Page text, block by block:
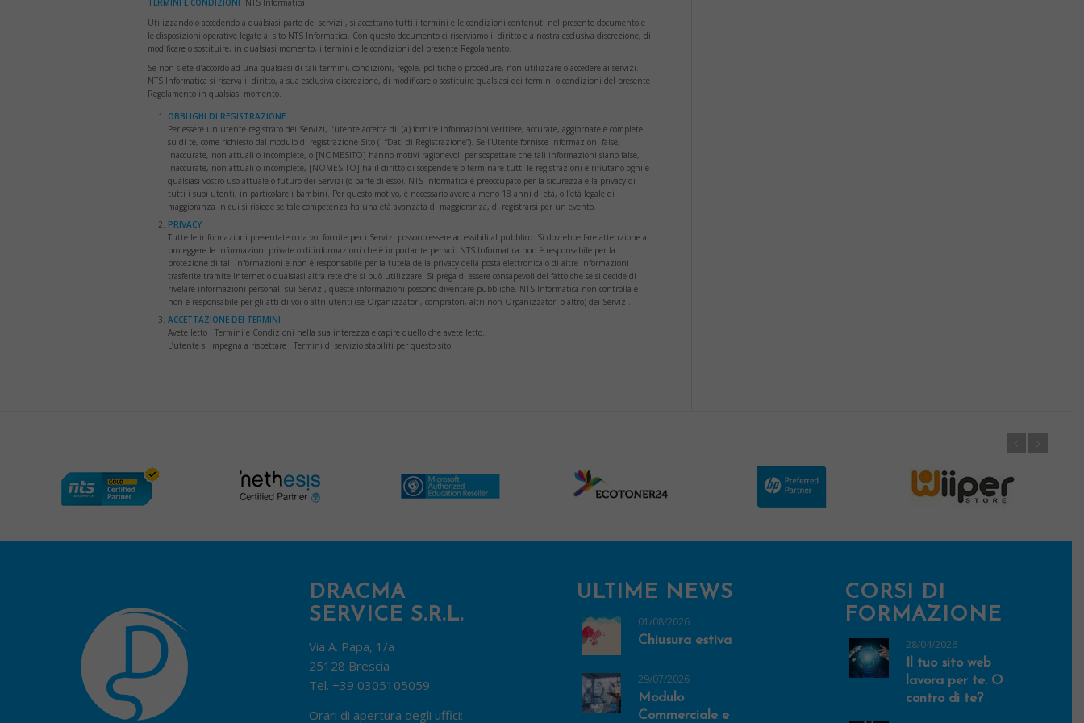
TERMINI E CONDIZIONI NTS Informatica.
Utilizzando o accedendo a qualsiasi parte dei servizi , si accettano tutti i termini e le condizioni contenuti nel presente documento e
le disposizioni operative legate al sito NTS Informatica. Con questo documento ci riserviamo il diritto e a nostra esclusiva discrezione, di
modificare o sostituire, in qualsiasi momento, i termini e le condizioni del presente Regolamento.
Se non siete d’accordo ad una qualsiasi di tali termini, condizioni, regole, politiche o procedure, non utilizzare o accedere ai servizi.
NTS Informatica si riserva il diritto, a sua esclusiva discrezione, di modificare o sostituire qualsiasi dei termini o condizioni del presente
Regolamento in qualsiasi momento.
OBBLIGHI DI REGISTRAZIONE
Per essere un utente registrato dei Servizi, l’utente accetta di: (a) fornire informazioni veritiere, accurate, aggiornate e complete
su di te, come richiesto dal modulo di registrazione Sito (i “Dati di Registrazione”). Se l’Utente fornisce informazioni false,
inaccurate, non attuali o incomplete, o [NOMESITO] hanno motivi ragionevoli per sospettare che tali informazioni siano false,
inaccurate, non attuali o incomplete, [NOMESITO] ha il diritto di sospendere o terminare tutti le registrazioni e rifiutano ogni e
qualsiasi vostro uso attuale o futuro dei Servizi (o parte di esso). NTS Informatica è preoccupato per la sicurezza e la privacy di
tutti i suoi utenti, in particolare i bambini. Per questo motivo, è necessario avere almeno 18 anni di età, o l’età legale di
maggioranza in cui si risiede se tale competenza ha una età avanzata di maggioranza, di registrarsi per un evento.
PRIVACY
Tutte le informazioni presentate o da voi fornite per i Servizi possono essere accessibili al pubblico. Si dovrebbe fare attenzione a
proteggere le informazioni private o di informazioni che è importante per voi. NTS Informatica non è responsabile per la
protezione di tali informazioni e non è responsabile per la tutela della privacy della posta elettronica o di altre informazioni
trasferite tramite Internet o qualsiasi altra rete che si può utilizzare. Si prega di essere consapevoli del fatto che se si decide di
rivelare informazioni personali sui Servizi, queste informazioni possono diventare pubbliche. NTS Informatica non controlla e
non è responsabile per gli atti di voi o altri utenti (se Organizzatori, compratori, altri non Organizzatori o altro) dei Servizi.
ACCETTAZIONE DEI TERMINI
Avete letto i Termini e Condizioni nella sua interezza e capire quello che avete letto.
L’utente si impegna a rispettare i Termini di servizio stabiliti per questo sito
DRACMA
SERVICE S.R.L.
Via A. Papa, 1/a
25128 Brescia
Tel. +39 0305105059
Orari di apertura degli uffici:
ULTIME NEWS
01/08/2026
Chiusura estiva
29/07/2026
Modulo
Commerciale e
CORSI DI
FORMAZIONE
28/04/2026
Il tuo sito web
lavora per te. O
contro di te?